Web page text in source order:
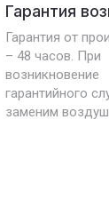
Гарантия
Гарантия от
– 48 часов. При
возникновение
гарантийного
заменим